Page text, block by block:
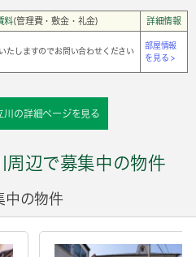
料(管理費・敷金・礼金) 詳細情報
たしますのでお問い合わせください
部屋情報
を見る >
川の詳細ページを見る
周辺で募集中の物件
中の物件